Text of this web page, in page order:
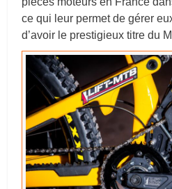
ce qui leur permet de gérer
d’avoir le prestigieux titre du